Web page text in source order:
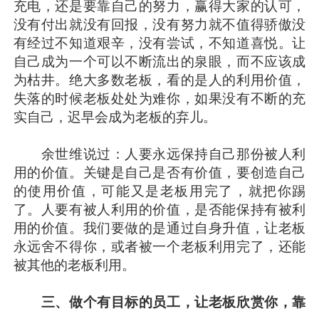
充电，还是要靠自己的努力，赢得大家的认可，
没有付出就没有回报，没有努力就不值得骄傲没
有经过不知道艰辛，没有尝试，不知道喜悦。让
自己成为一个可以不断流出的泉眼，而不应该成
为枯井。绝大多数老板，看的是人的利用价值，
失落的时候老板处处为难你，如果没有不断的充
实自己，迟早会成为老板的弃儿。
余世维说过：人要永远保持自己那份被人利
用的价值。关键是自己是否有价值，要创造自己
的使用价值，可能又是老板用完了，就把你踢
了。人要有被人利用的价值，是否能保持有被利
用的价值。我们要做的是通过自身升值，让老板
永远舍不得你，或者被一个老板利用完了，还能
被其他的老板利用。
三、做个有目标的员工，让老板欣赏你，靠